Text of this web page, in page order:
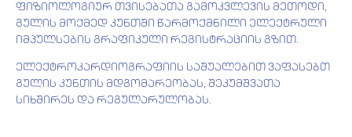
ფიზიოლოგიურ თვისებათა გამოკვლევის მეთოდი,
გულის მოქმედ კუნთში წარმოქმნილი ელექტრული
იმპულსების გრაფიკული რეგისტრაციის გზით.
ელექტროკარდიოგრაფიის საშუალებით ვაფასებთ
გულის კუნთის მდგომარეობას, შეკუმშვათა
სიხშირეს და რეგულარულობას.